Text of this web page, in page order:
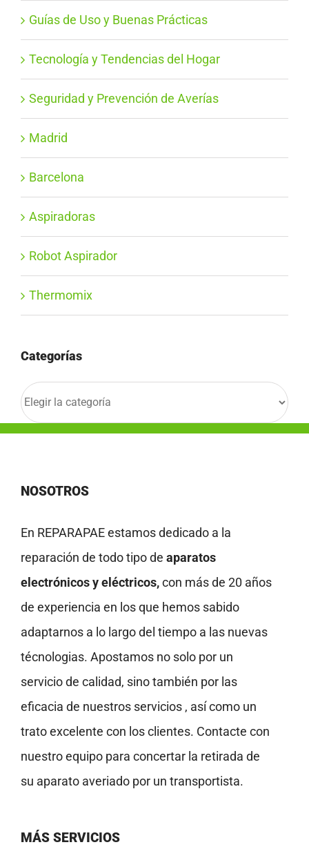
Guías de Uso y Buenas Prácticas
Tecnología y Tendencias del Hogar
Seguridad y Prevención de Averías
Madrid
Barcelona
Aspiradoras
Robot Aspirador
Thermomix
Categorías
Categorías
NOSOTROS
En REPARAPAE estamos dedicado a la
reparación de todo tipo de aparatos
electrónicos y eléctricos,con más de 20 años
de experiencia en los que hemos sabido
adaptarnos a lo largo del tiempo a las nuevas
técnologias. Apostamos no solo por un
servicio de calidad, sino también por las
eficacia de nuestros servicios , así como un
trato excelente con los clientes. Contacte con
nuestro equipo para concertar la retirada de
su aparato averiado por un transportista.
MÁS SERVICIOS